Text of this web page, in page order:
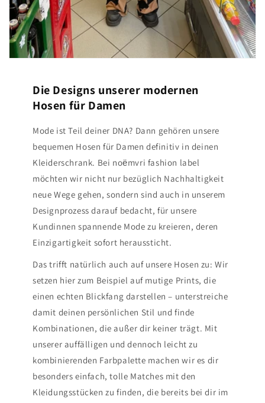
Die Designs unserer modernen
Hosen für Damen
Mode ist Teil deiner DNA? Dann gehören unsere
bequemen Hosen für Damen definitiv in deinen
Kleiderschrank. Bei noёmvri fashion label
möchten wir nicht nur bezüglich Nachhaltigkeit
neue Wege gehen, sondern sind auch in unserem
Designprozess darauf bedacht, für unsere
Kundinnen spannende Mode zu kreieren, deren
Einzigartigkeit sofort heraussticht.
Das trifft natürlich auch auf unsere Hosen zu: Wir
setzen hier zum Beispiel auf mutige Prints, die
einen echten Blickfang darstellen – unterstreiche
damit deinen persönlichen Stil und finde
Kombinationen, die außer dir keiner trägt. Mit
unserer auffälligen und dennoch leicht zu
kombinierenden Farbpalette machen wir es dir
besonders einfach, tolle Matches mit den
Kleidungsstücken zu finden, die bereits bei dir im